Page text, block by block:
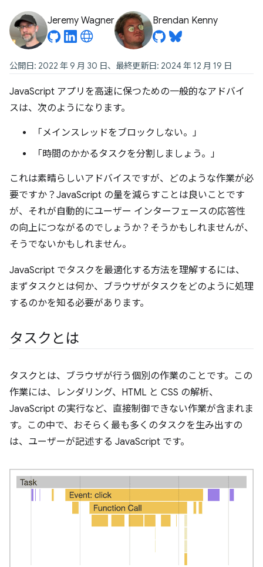
Jeremy Wagner Brendan Kenny
公開日: 2022 年 9 月 30 日、最終更新日: 2024 年 12 月 19 日
JavaScript アプリを高速に保つための一般的なアドバイ
スは、次のようになります。
「メインスレッドをブロックしない。」
「時間のかかるタスクを分割しましょう。」
これは素晴らしいアドバイスですが、どのような作業が必
要ですか？JavaScript の量を減らすことは良いことです
が、それが自動的にユーザー インターフェースの応答性
の向上につながるのでしょうか？ そうかもしれませんが、
そうでないかもしれません。
JavaScript でタスクを最適化する方法を理解するには、
まずタスクとは何か、ブラウザがタスクをどのように処理
するのかを知る必要があります。
タスクとは
タスク とは、ブラウザが行う個別の作業のことです。この
作業には、レンダリング、HTML と CSS の解析、
JavaScript の実行など、直接制御できない作業が含まれま
す。この中で、おそらく最も多くのタスクを生み出すの
は、ユーザーが記述する JavaScript です。